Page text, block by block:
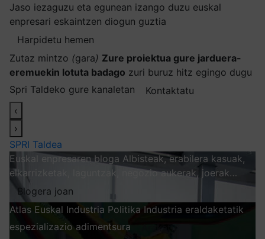
Jaso iezaguzu eta egunean izango duzu euskal
enpresari eskaintzen diogun guztia
Harpidetu hemen
Zutaz mintzo (gara) Zure proiektua gure jarduera-
eremuekin lotuta badago zuri buruz hitz egingo dugu
Spri Taldeko gure kanaletan
Kontaktatu
‹
›
SPRI Taldea
Euskal enpresaren bloga Albisteak, erabilera kasuak,
elkarrizketak, laguntzak, negozio aukerak, joerak…
Blogera joan
Atlas Euskal Industria Politika Industria eraldaketatik
espezializazio adimentsura